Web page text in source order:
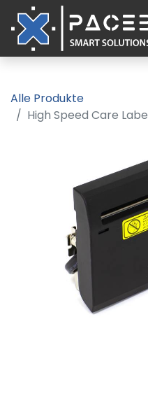
Alle Produkte
High Speed Care